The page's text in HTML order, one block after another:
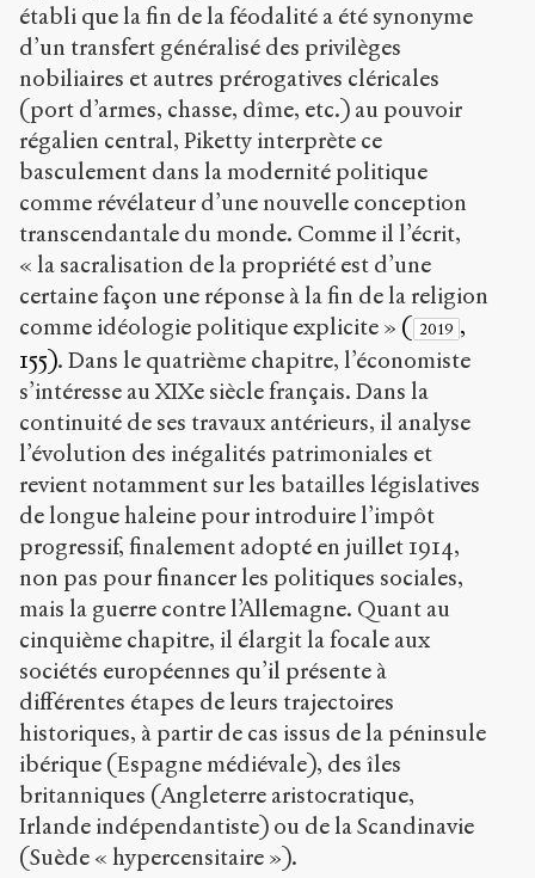
établi que la fin de la féodalité a été synonyme
d’un transfert généralisé des privilèges
nobiliaires et autres prérogatives cléricales
(port d’armes, chasse, dîme, etc.) au pouvoir
régalien central, Piketty interprète ce
basculement dans la modernité politique
comme révélateur d’une nouvelle conception
transcendantale du monde. Comme il l’écrit,
« la sacralisation de la propriété est d’une
certaine façon une réponse à la fin de la religion
comme idéologie politique explicite » ( 2019 ,
155). Dans le quatrième chapitre, l’économiste
s’intéresse au XIXe siècle français. Dans la
continuité de ses travaux antérieurs, il analyse
l’évolution des inégalités patrimoniales et
revient notamment sur les batailles législatives
de longue haleine pour introduire l’impôt
progressif, finalement adopté en juillet 1914,
non pas pour financer les politiques sociales,
mais la guerre contre l’Allemagne. Quant au
cinquième chapitre, il élargit la focale aux
sociétés européennes qu’il présente à
différentes étapes de leurs trajectoires
historiques, à partir de cas issus de la péninsule
ibérique (Espagne médiévale), des îles
britanniques (Angleterre aristocratique,
Irlande indépendantiste) ou de la Scandinavie
(Suède « hypercensitaire »).